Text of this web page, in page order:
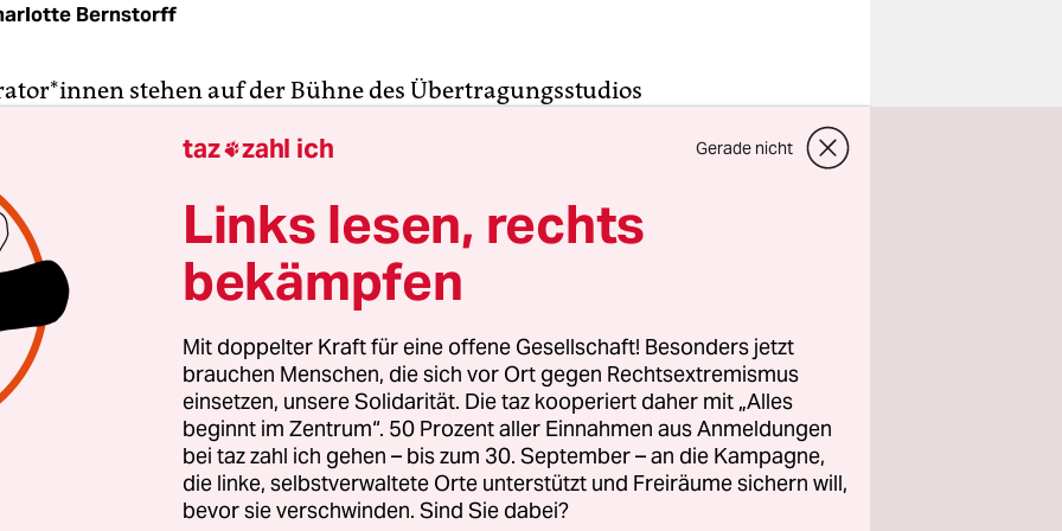
Bernstorff
stehen auf der Bühne des Übertragungsstudios
sich nach und nach per Zoom zuschalten, bis
alle 169 ausgelosten Bürger*innen aus 57 Orten von
bis Alpenrand virtuell anwesend sind.
die Teilnehmer*innen nach Kriterien wie Alter,
Bildungsstand, um eine möglichst repräsentative
Im Studio war an diesem
eine freudige Anspannung zu spüren. In den
Monaten wurde der Bürgerratin einem aufwändigen
Mehr Demokratieund drei
vorbereitet. Claudine Nierth,
taz zahl ich Gerade nicht
Links lesen, rechts
bekämpfen
Mit doppelter Kraft für eine offene Gesellschaft! Besonders jetzt
brauchen Menschen, die sich vor Ort gegen Rechtsextremismus
einsetzen, unsere Solidarität. Die taz kooperiert daher mit „Alles
beginnt im Zentrum“. 50 Prozent aller Einnahmen aus Anmeldungen
bei taz zahl ich gehen – bis zum 30. September – an die Kampagne,
die linke, selbstverwaltete Orte unterstützt und Freiräume sichern will,
bevor sie verschwinden. Sind Sie dabei?